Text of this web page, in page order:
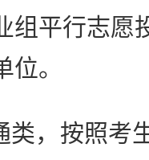
组平行志愿
。
按照考生